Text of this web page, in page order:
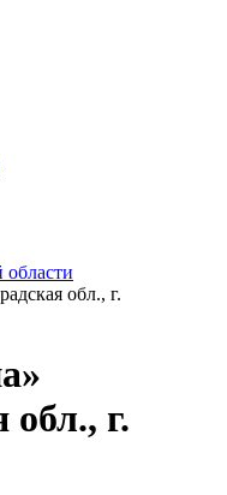
обл., г.
г.